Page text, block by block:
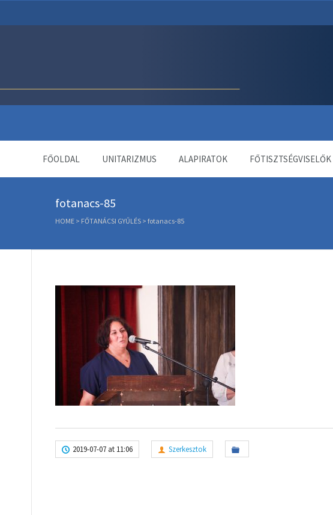
FŐOLDAL UNITARIZMUS ALAPIRATOK FŐTISZTSÉGVISELŐK
fotanacs-85
HOME > FŐTANÁCSI GYŰLÉS > fotanacs-85
2019-07-07 at 11:06 Szerkesztok